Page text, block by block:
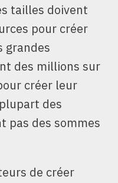
tailles doivent
pour créer
grandes
des millions sur
créer leur
des
pas des sommes
de créer